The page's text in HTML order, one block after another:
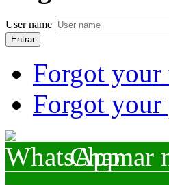
User name
Entrar
Forgot your
Forgot your
Chamar